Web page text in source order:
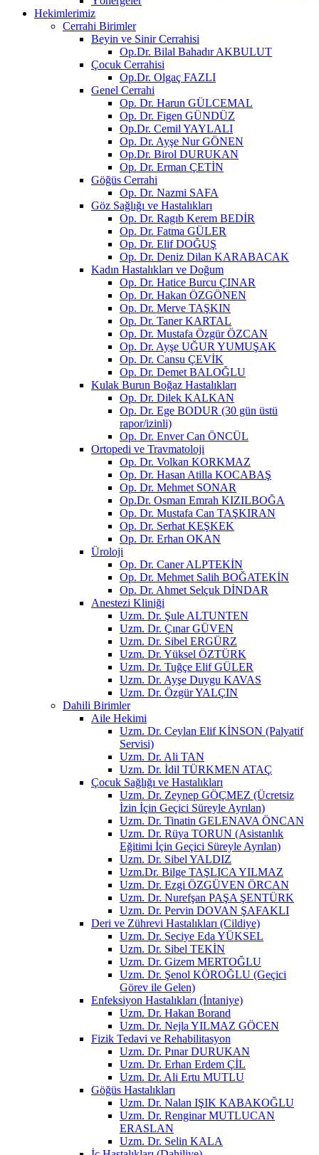
Hekimlerimiz
Cerrahi Birimler
Beyin ve Sinir Cerrahisi
Op.Dr. Bilal Bahadır AKBULUT
Çocuk Cerrahisi
Op.Dr. Olgaç FAZLI
Genel Cerrahi
Op. Dr. Harun GÜLCEMAL
Op. Dr. Figen GÜNDÜZ
Op.Dr. Cemil YAYLALI
Op. Dr. Ayşe Nur GÖNEN
Op.Dr. Birol DURUKAN
Op. Dr. Erman ÇETİN
Göğüs Cerrahi
Op. Dr. Nazmi SAFA
Göz Sağlığı ve Hastalıkları
Op. Dr. Ragıb Kerem BEDİR
Op. Dr. Fatma GÜLER
Op. Dr. Elif DOĞUŞ
Op. Dr. Deniz Dilan KARABACAK
Kadın Hastalıkları ve Doğum
Op. Dr. Hatice Burcu ÇINAR
Op. Dr. Hakan ÖZGÖNEN
Op. Dr. Merve TAŞKIN
Op. Dr. Taner KARTAL
Op. Dr. Mustafa Özgür ÖZCAN
Op. Dr. Ayşe UĞUR YUMUŞAK
Op. Dr. Cansu ÇEVİK
Op. Dr. Demet BALOĞLU
Kulak Burun Boğaz Hastalıkları
Op. Dr. Dilek KALKAN
Op. Dr. Ege BODUR (30 gün üstü
rapor/izinli)
Op. Dr. Enver Can ÖNCÜL
Ortopedi ve Travmatoloji
Op. Dr. Volkan KORKMAZ
Op. Dr. Hasan Atilla KOCABAŞ
Op. Dr. Mehmet SONAR
Op.Dr. Osman Emrah KIZILBOĞA
Op. Dr. Mustafa Can TAŞKIRAN
Op. Dr. Serhat KEŞKEK
Op. Dr. Erhan OKAN
Üroloji
Op. Dr. Caner ALPTEKİN
Op. Dr. Mehmet Salih BOĞATEKİN
Op. Dr. Ahmet Selçuk DİNDAR
Anestezi Kliniği
Uzm. Dr. Şule ALTUNTEN
Uzm. Dr. Çınar GÜVEN
Uzm. Dr. Sibel ERGÜRZ
Uzm. Dr. Yüksel ÖZTÜRK
Uzm. Dr. Tuğçe Elif GÜLER
Uzm. Dr. Ayşe Duygu KAVAS
Uzm. Dr. Özgür YALÇIN
Dahili Birimler
Aile Hekimi
Uzm. Dr. Ceylan Elif KİNSON (Palyatif
Servisi)
Uzm. Dr. Ali TAN
Uzm. Dr. İdil TÜRKMEN ATAÇ
Çocuk Sağlığı ve Hastalıkları
Uzm. Dr. Zeynep GÖÇMEZ (Ücretsiz
İzin İçin Geçici Süreyle Ayrılan)
Uzm. Dr. Tinatin GELENAVA ÖNCAN
Uzm. Dr. Rüya TORUN (Asistanlık
Eğitimi İçin Geçici Süreyle Ayrılan)
Uzm. Dr. Sibel YALDIZ
Uzm.Dr. Bilge TAŞLICA YILMAZ
Uzm. Dr. Ezgi ÖZGÜVEN ÖRCAN
Uzm. Dr. Nurefşan PAŞA ŞENTÜRK
Uzm. Dr. Pervin DOVAN ŞAFAKLI
Deri ve Zührevi Hastalıkları (Cildiye)
Uzm. Dr. Seciye Eda YÜKSEL
Uzm. Dr. Sibel TEKİN
Uzm. Dr. Gizem MERTOĞLU
Uzm. Dr. Şenol KÖROĞLU (Geçici
Görev ile Gelen)
Enfeksiyon Hastalıkları (İntaniye)
Uzm. Dr. Hakan Borand
Uzm. Dr. Nejla YILMAZ GÖCEN
Fizik Tedavi ve Rehabilitasyon
Uzm. Dr. Pınar DURUKAN
Uzm. Dr. Erhan Erdem ÇİL
Uzm. Dr. Ali Ertu MUTLU
Göğüs Hastalıkları
Uzm. Dr. Nalan IŞIK KABAKOĞLU
Uzm. Dr. Renginar MUTLUCAN
ERASLAN
Uzm. Dr. Selin KALA